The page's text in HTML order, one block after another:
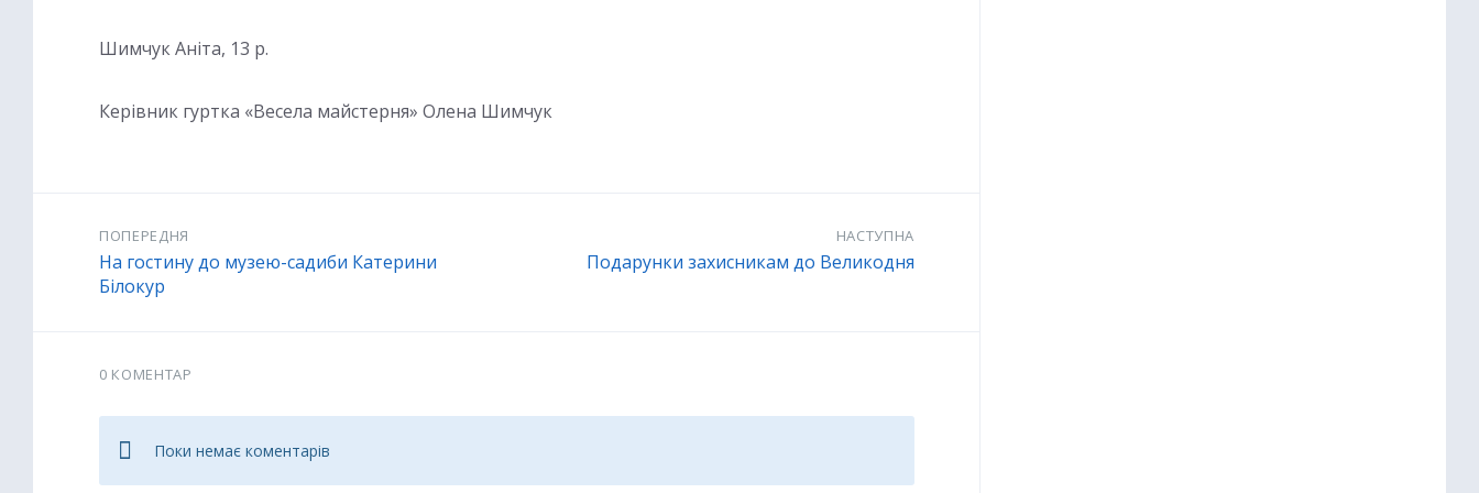
Шимчук Аніта, 13 р.
Керівник гуртка «Весела майстерня» Олена Шимчук
ПОПЕРЕДНЯ
На гостину до музею-садиби Катерини
Білокур
НАСТУПНА
Подарунки захисникам до Великодня
0 КОМЕНТАР
Поки немає коментарів